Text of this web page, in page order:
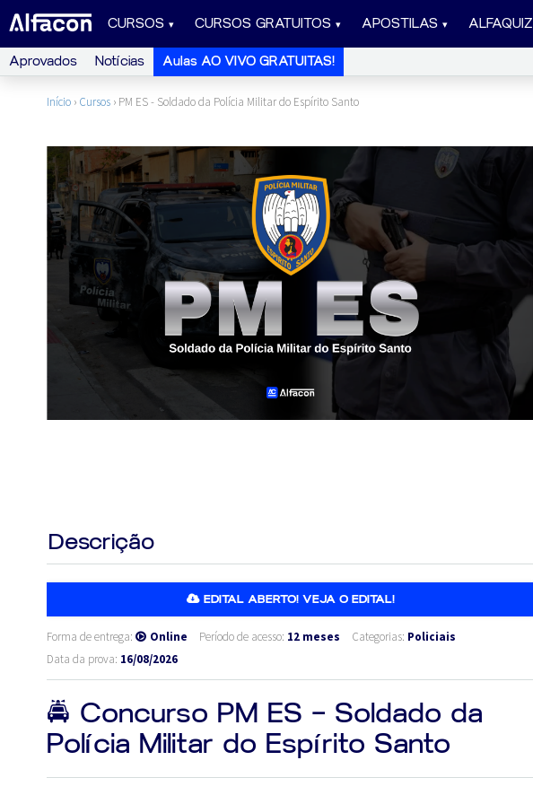
CURSOS CURSOS GRATUITOS APOSTILAS ALFAQUIZ
Aprovados Notícias Aulas AO VIVO GRATUITAS!
Início › Cursos › PM ES - Soldado da Polícia Militar do Espírito Santo
Descrição
EDITAL ABERTO! VEJA O EDITAL!
Forma de entrega: Online Período de acesso: 12 meses Categorias: Policiais
Data da prova: 16/08/2026
🚔 Concurso PM ES – Soldado da
Polícia Militar do Espírito Santo